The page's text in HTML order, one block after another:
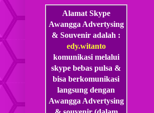
Alamat Skype
Awangga Advertysing
& Souvenir adalah :
edy.witanto
komunikasi melalui
skype bebas pulsa &
bisa berkomunikasi
langsung dengan
Awangga Advertysing